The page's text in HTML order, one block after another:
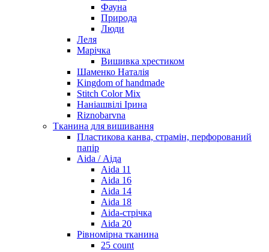
Фауна
Природа
Люди
Леля
Марічка
Вишивка хрестиком
Шаменко Наталія
Kingdom of handmade
Stitch Color Mix
Наніашвілі Ірина
Riznobarvna
Тканина для вишивання
Пластикова канва, страмін, перфорований
папір
Aida / Аіда
Aida 11
Aida 16
Aida 14
Aida 18
Aida-стрічка
Aida 20
Рівномірна тканина
25 count